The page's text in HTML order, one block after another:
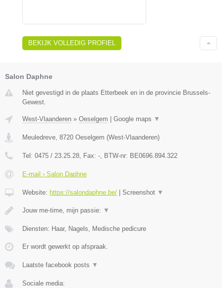
BEKIJK VOLLEDIG PROFIEL
Salon Daphne
Niet gevestigd in de plaats Etterbeek en in de provincie Brussels-
Gewest.
West-Vlaanderen » Oeselgem Google maps ▼
Meuledreve, 8720 Oeselgem (West-Vlaanderen)
Tel: 0475 / 23.25.28, Fax: -, BTW-nr: BE0696.894.322
E-mail › Salon Daphne
Website: https://salondaphne.be/ Screenshot ▼
Jouw me-time, mijn passie: ▼
Diensten: Haar, Nagels, Medische pedicure
Er wordt gewerkt op afspraak.
Laatste facebook posts ▼
Sociale media: